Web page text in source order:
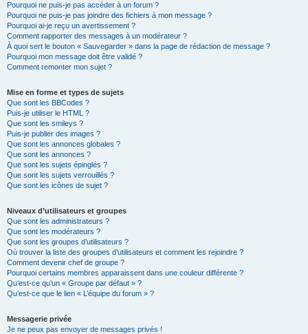
Pourquoi ne puis-je pas accéder à un forum ?
Pourquoi ne puis-je pas joindre des fichiers à mon message ?
Pourquoi ai-je reçu un avertissement ?
Comment rapporter des messages à un modérateur ?
À quoi sert le bouton « Sauvegarder » dans la page de rédaction de message ?
Pourquoi mon message doit être validé ?
Comment remonter mon sujet ?
Mise en forme et types de sujets
Que sont les BBCodes ?
Puis-je utiliser le HTML ?
Que sont les smileys ?
Puis-je publier des images ?
Que sont les annonces globales ?
Que sont les annonces ?
Que sont les sujets épinglés ?
Que sont les sujets verrouillés ?
Que sont les icônes de sujet ?
Niveaux d’utilisateurs et groupes
Que sont les administrateurs ?
Que sont les modérateurs ?
Que sont les groupes d’utilisateurs ?
Où trouver la liste des groupes d’utilisateurs et comment les rejoindre ?
Comment devenir chef de groupe ?
Pourquoi certains membres apparaissent dans une couleur différente ?
Qu’est-ce qu’un « Groupe par défaut » ?
Qu’est-ce que le lien « L’équipe du forum » ?
Messagerie privée
Je ne peux pas envoyer de messages privés !